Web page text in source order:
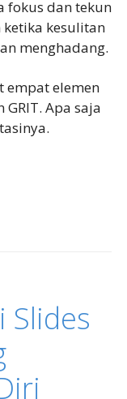
fokus dan tekun
kesulitan
menghadang.
empat elemen
Apa saja
Slides